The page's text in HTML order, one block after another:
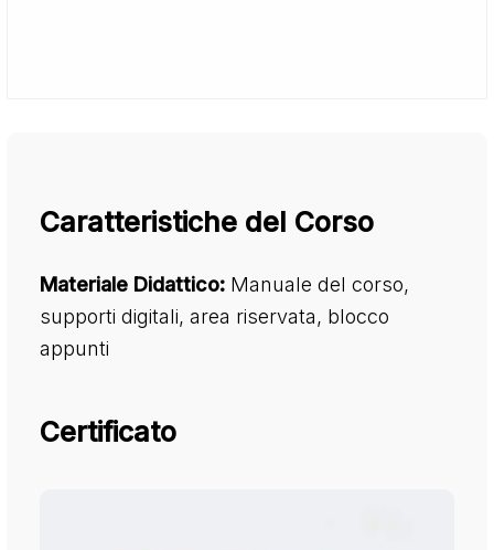
Caratteristiche del Corso
Materiale Didattico: Manuale del corso,
supporti digitali, area riservata, blocco
appunti
Certificato